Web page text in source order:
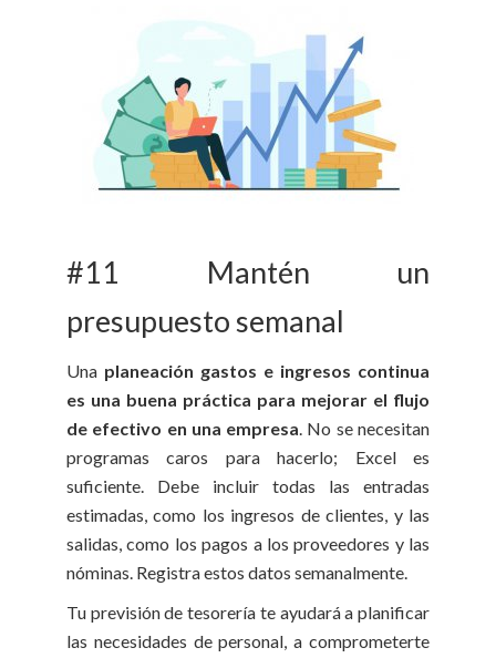
#11 Mantén un
presupuesto semanal
Una planeación gastos e ingresos continua
es una buena práctica para mejorar el flujo
de efectivo en una empresa. No se necesitan
programas caros para hacerlo; Excel es
suficiente. Debe incluir todas las entradas
estimadas, como los ingresos de clientes, y las
salidas, como los pagos a los proveedores y las
nóminas. Registra estos datos semanalmente.
Tu previsión de tesorería te ayudará a planificar
las necesidades de personal, a comprometerte